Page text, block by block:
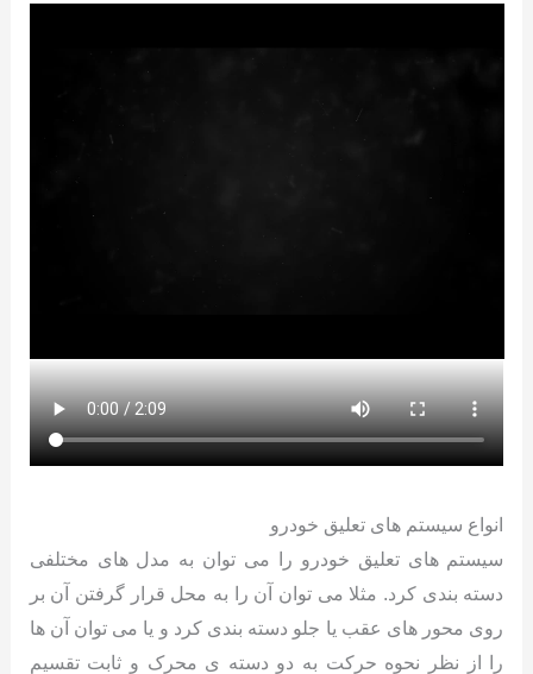
انواع سیستم های تعلیق خودرو
سیستم های تعلیق خودرو را می توان به مدل های مختلفی
دسته بندی کرد. مثلا می توان آن را به محل قرار گرفتن آن بر
روی محور های عقب یا جلو دسته بندی کرد و یا می توان آن ها
را از نظر نحوه حرکت به دو دسته ی محرک و ثابت تقسیم